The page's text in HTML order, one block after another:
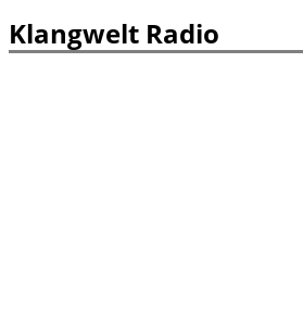
Klangwelt Radio